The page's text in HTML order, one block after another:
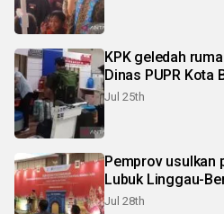
KPK geledah
Dinas PUPR Kota
Jul 25th
Pemprov usulkan
Lubuk Linggau-
Jul 28th